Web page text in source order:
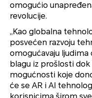
omogućio
revolucije.
„Kao globalna
posvećen razvoju
omogućavaju
blagu iz prošlosti
mogućnosti koje
će se AR i AI